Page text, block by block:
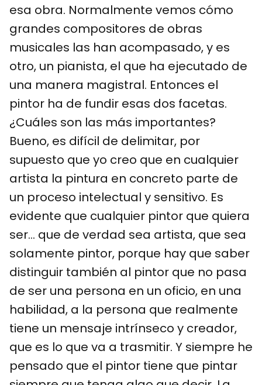
esa obra. Normalmente vemos cómo
grandes compositores de obras
musicales las han acompasado, y es
otro, un pianista, el que ha ejecutado de
una manera magistral. Entonces el
pintor ha de fundir esas dos facetas.
¿Cuáles son las más importantes?
Bueno, es difícil de delimitar, por
supuesto que yo creo que en cualquier
artista la pintura en concreto parte de
un proceso intelectual y sensitivo. Es
evidente que cualquier pintor que quiera
ser… que de verdad sea artista, que sea
solamente pintor, porque hay que saber
distinguir también al pintor que no pasa
de ser una persona en un oficio, en una
habilidad, a la persona que realmente
tiene un mensaje intrínseco y creador,
que es lo que va a trasmitir. Y siempre he
pensado que el pintor tiene que pintar